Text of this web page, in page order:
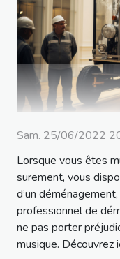
Sam. 25/06/2022
Lorsque vous êtes
surement, vous
d’un
professionnel de
ne pas porter
musique. Découvrez